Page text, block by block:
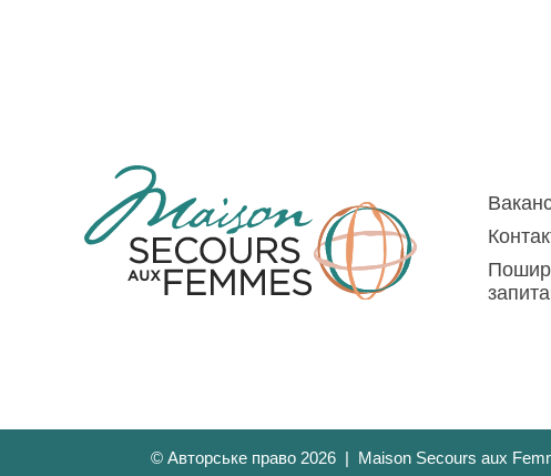
© Авторське право 2026 | Maison Secours aux